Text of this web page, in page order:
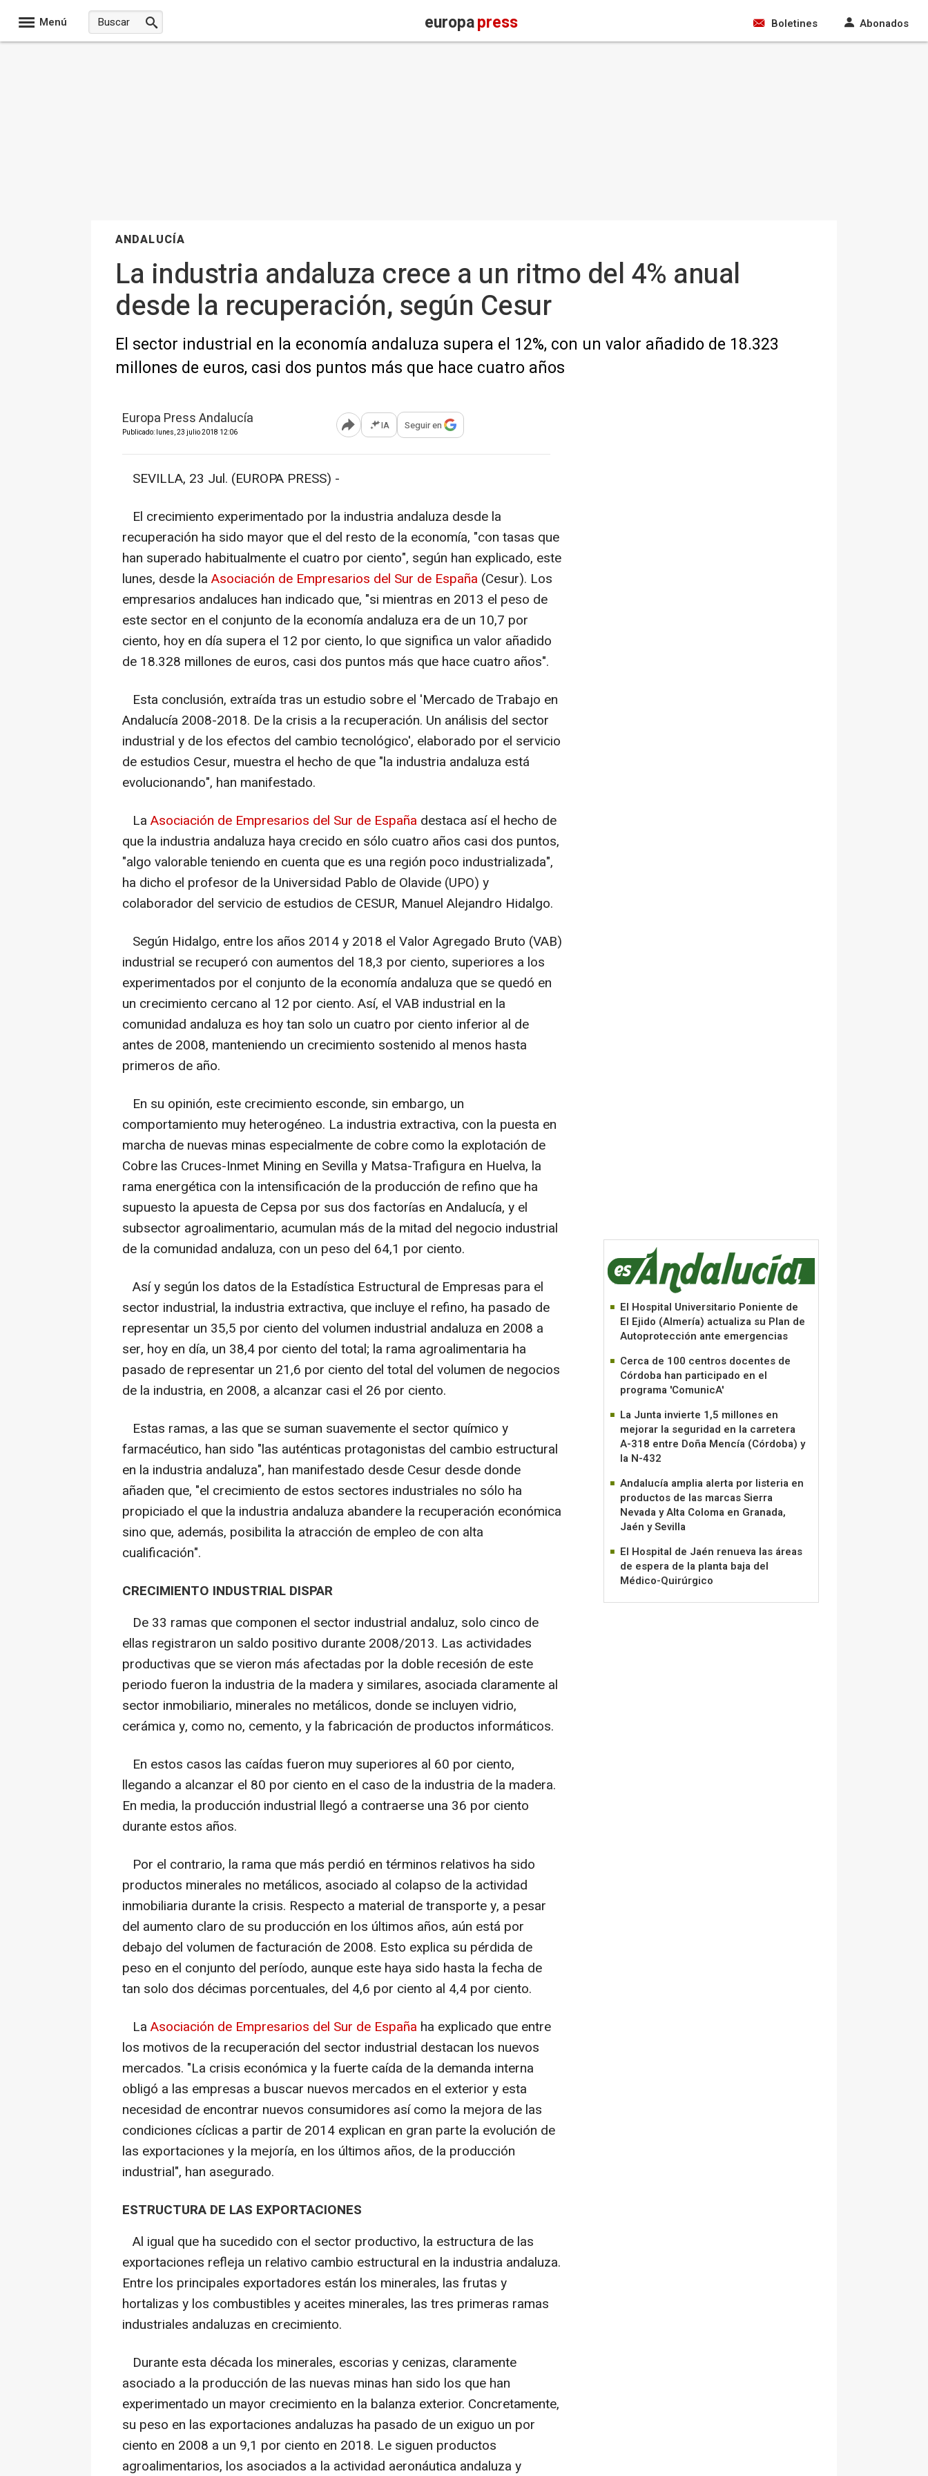
Menú europapress Boletines Abonados
ANDALUCÍA
La industria andaluza crece a un ritmo del 4% anual
desde la recuperación, según Cesur
El sector industrial en la economía andaluza supera el 12%, con un valor añadido de 18.323
millones de euros, casi dos puntos más que hace cuatro años
Europa Press Andalucía
Publicado: lunes, 23 julio 2018 12:06 Abrir opciones para compartir
IA Seguir en
SEVILLA, 23 Jul. (EUROPA PRESS) -
El crecimiento experimentado por la industria andaluza desde la
recuperación ha sido mayor que el del resto de la economía, "con tasas que
han superado habitualmente el cuatro por ciento", según han explicado, este
lunes, desde la Asociación de Empresarios del Sur de España (Cesur). Los
empresarios andaluces han indicado que, "si mientras en 2013 el peso de
este sector en el conjunto de la economía andaluza era de un 10,7 por
ciento, hoy en día supera el 12 por ciento, lo que significa un valor añadido
de 18.328 millones de euros, casi dos puntos más que hace cuatro años".
Esta conclusión, extraída tras un estudio sobre el 'Mercado de Trabajo en
Andalucía 2008-2018. De la crisis a la recuperación. Un análisis del sector
industrial y de los efectos del cambio tecnológico', elaborado por el servicio
de estudios Cesur, muestra el hecho de que "la industria andaluza está
evolucionando", han manifestado.
La Asociación de Empresarios del Sur de España destaca así el hecho de
que la industria andaluza haya crecido en sólo cuatro años casi dos puntos,
"algo valorable teniendo en cuenta que es una región poco industrializada",
ha dicho el profesor de la Universidad Pablo de Olavide (UPO) y
colaborador del servicio de estudios de CESUR, Manuel Alejandro Hidalgo.
Según Hidalgo, entre los años 2014 y 2018 el Valor Agregado Bruto (VAB)
industrial se recuperó con aumentos del 18,3 por ciento, superiores a los
experimentados por el conjunto de la economía andaluza que se quedó en
un crecimiento cercano al 12 por ciento. Así, el VAB industrial en la
comunidad andaluza es hoy tan solo un cuatro por ciento inferior al de
antes de 2008, manteniendo un crecimiento sostenido al menos hasta
primeros de año.
En su opinión, este crecimiento esconde, sin embargo, un
comportamiento muy heterogéneo. La industria extractiva, con la puesta en
marcha de nuevas minas especialmente de cobre como la explotación de
Cobre las Cruces-Inmet Mining en Sevilla y Matsa-Trafigura en Huelva, la
rama energética con la intensificación de la producción de refino que ha
supuesto la apuesta de Cepsa por sus dos factorías en Andalucía, y el
subsector agroalimentario, acumulan más de la mitad del negocio industrial
de la comunidad andaluza, con un peso del 64,1 por ciento.
Así y según los datos de la Estadística Estructural de Empresas para el
sector industrial, la industria extractiva, que incluye el refino, ha pasado de
representar un 35,5 por ciento del volumen industrial andaluza en 2008 a
ser, hoy en día, un 38,4 por ciento del total; la rama agroalimentaria ha
pasado de representar un 21,6 por ciento del total del volumen de negocios
de la industria, en 2008, a alcanzar casi el 26 por ciento.
Estas ramas, a las que se suman suavemente el sector químico y
farmacéutico, han sido "las auténticas protagonistas del cambio estructural
en la industria andaluza", han manifestado desde Cesur desde donde
añaden que, "el crecimiento de estos sectores industriales no sólo ha
propiciado el que la industria andaluza abandere la recuperación económica
sino que, además, posibilita la atracción de empleo de con alta
cualificación".
CRECIMIENTO INDUSTRIAL DISPAR
De 33 ramas que componen el sector industrial andaluz, solo cinco de
ellas registraron un saldo positivo durante 2008/2013. Las actividades
productivas que se vieron más afectadas por la doble recesión de este
periodo fueron la industria de la madera y similares, asociada claramente al
sector inmobiliario, minerales no metálicos, donde se incluyen vidrio,
cerámica y, como no, cemento, y la fabricación de productos informáticos.
En estos casos las caídas fueron muy superiores al 60 por ciento,
llegando a alcanzar el 80 por ciento en el caso de la industria de la madera.
En media, la producción industrial llegó a contraerse una 36 por ciento
durante estos años.
Por el contrario, la rama que más perdió en términos relativos ha sido
productos minerales no metálicos, asociado al colapso de la actividad
inmobiliaria durante la crisis. Respecto a material de transporte y, a pesar
del aumento claro de su producción en los últimos años, aún está por
debajo del volumen de facturación de 2008. Esto explica su pérdida de
peso en el conjunto del período, aunque este haya sido hasta la fecha de
tan solo dos décimas porcentuales, del 4,6 por ciento al 4,4 por ciento.
La Asociación de Empresarios del Sur de España ha explicado que entre
los motivos de la recuperación del sector industrial destacan los nuevos
mercados. "La crisis económica y la fuerte caída de la demanda interna
obligó a las empresas a buscar nuevos mercados en el exterior y esta
necesidad de encontrar nuevos consumidores así como la mejora de las
condiciones cíclicas a partir de 2014 explican en gran parte la evolución de
las exportaciones y la mejoría, en los últimos años, de la producción
industrial", han asegurado.
ESTRUCTURA DE LAS EXPORTACIONES
Al igual que ha sucedido con el sector productivo, la estructura de las
exportaciones refleja un relativo cambio estructural en la industria andaluza.
Entre los principales exportadores están los minerales, las frutas y
hortalizas y los combustibles y aceites minerales, las tres primeras ramas
industriales andaluzas en crecimiento.
Durante esta década los minerales, escorias y cenizas, claramente
asociado a la producción de las nuevas minas han sido los que han
experimentado un mayor crecimiento en la balanza exterior. Concretamente,
su peso en las exportaciones andaluzas ha pasado de un exiguo un por
ciento en 2008 a un 9,1 por ciento en 2018. Le siguen productos
agroalimentarios, los asociados a la actividad aeronáutica andaluza y
El Hospital Universitario Poniente de
El Ejido (Almería) actualiza su Plan de
Autoprotección ante emergencias
Cerca de 100 centros docentes de
Córdoba han participado en el
programa 'ComunicA'
La Junta invierte 1,5 millones en
mejorar la seguridad en la carretera
A-318 entre Doña Mencía (Córdoba) y
la N-432
Andalucía amplia alerta por listeria en
productos de las marcas Sierra
Nevada y Alta Coloma en Granada,
Jaén y Sevilla
El Hospital de Jaén renueva las áreas
de espera de la planta baja del
Médico-Quirúrgico